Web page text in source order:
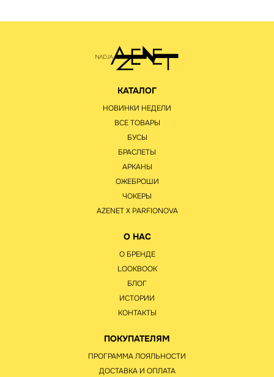
КАТАЛОГ
НОВИНКИ НЕДЕЛИ
ВСЕ ТОВАРЫ
БУСЫ
БРАСЛЕТЫ
АРКАНЫ
ОЖЕБРОШИ
ЧОКЕРЫ
AZENET Х PARFIONOVA
О НАС
О БРЕНДЕ
LOOKBOOK
БЛОГ
ИСТОРИИ
КОНТАКТЫ
ПОКУПАТЕЛЯМ
ПРОГРАММА ЛОЯЛЬНОСТИ
ДОСТАВКА И ОПЛАТА